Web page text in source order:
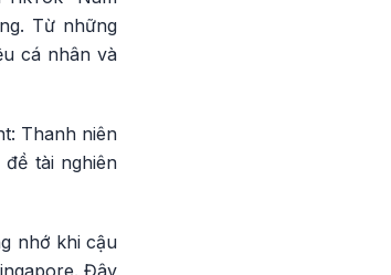
Từ những
cá nhân và
Thanh niên
tài nghiên
nhớ khi cậu